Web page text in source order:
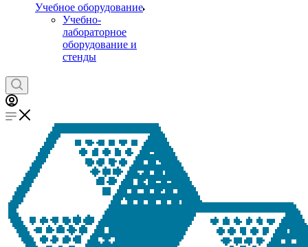
Учебное оборудование
Учебно-
лабораторное
оборудование и
стенды